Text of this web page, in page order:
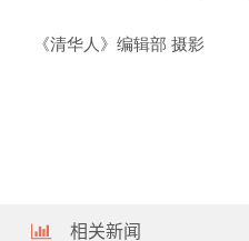
《清华人》编辑部 摄影
相关新闻